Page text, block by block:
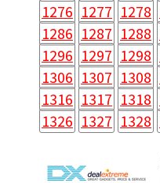
1276 1277 1278
1286 1287 1288
1296 1297 1298
1306 1307 1308
1316 1317 1318
1326 1327 1328